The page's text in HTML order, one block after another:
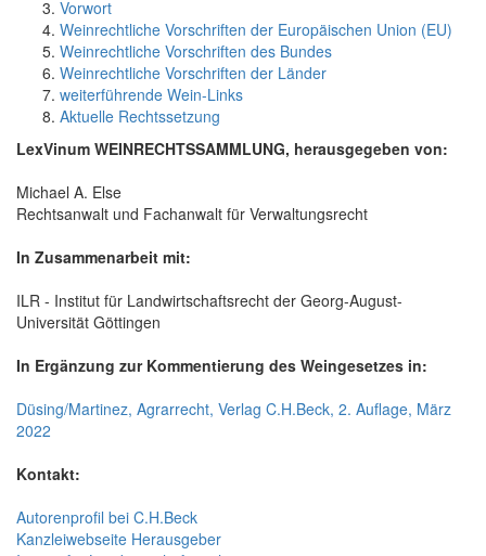
Vorwort
Weinrechtliche Vorschriften der Europäischen Union (EU)
Weinrechtliche Vorschriften des Bundes
Weinrechtliche Vorschriften der Länder
weiterführende Wein-Links
Aktuelle Rechtssetzung
LexVinum WEINRECHTSSAMMLUNG, herausgegeben von:
Michael A. Else
Rechtsanwalt und Fachanwalt für Verwaltungsrecht
In Zusammenarbeit mit:
ILR - Institut für Landwirtschaftsrecht der Georg-August-
Universität Göttingen
In Ergänzung zur Kommentierung des Weingesetzes in:
Düsing/Martinez, Agrarrecht, Verlag C.H.Beck, 2. Auflage, März
2022
Kontakt:
Autorenprofil bei C.H.Beck
Kanzleiwebseite Herausgeber